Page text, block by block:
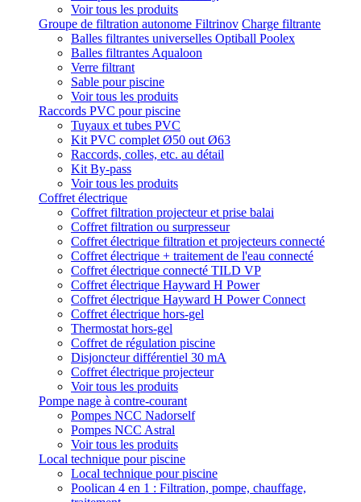
Voir tous les produits
Groupe de filtration autonome Filtrinov Charge filtrante
Balles filtrantes universelles Optiball Poolex
Balles filtrantes Aqualoon
Verre filtrant
Sable pour piscine
Voir tous les produits
Raccords PVC pour piscine
Tuyaux et tubes PVC
Kit PVC complet Ø50 out Ø63
Raccords, colles, etc. au détail
Kit By-pass
Voir tous les produits
Coffret électrique
Coffret filtration projecteur et prise balai
Coffret filtration ou surpresseur
Coffret électrique filtration et projecteurs connecté
Coffret électrique + traitement de l'eau connecté
Coffret électrique connecté TILD VP
Coffret électrique Hayward H Power
Coffret électrique Hayward H Power Connect
Coffret électrique hors-gel
Thermostat hors-gel
Coffret de régulation piscine
Disjoncteur différentiel 30 mA
Coffret électrique projecteur
Voir tous les produits
Pompe nage à contre-courant
Pompes NCC Nadorself
Pompes NCC Astral
Voir tous les produits
Local technique pour piscine
Local technique pour piscine
Poolican 4 en 1 : Filtration, pompe, chauffage,